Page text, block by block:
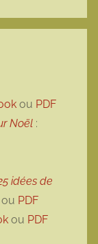
ou PDF
Noël :
idées de
ou PDF
ou PDF